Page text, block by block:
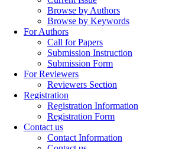
Browse by Authors
Browse by Keywords
For Authors
Call for Papers
Submission Instruction
Submission Form
For Reviewers
Reviewers Section
Registration
Registration Information
Registration Form
Contact us
Contact Information